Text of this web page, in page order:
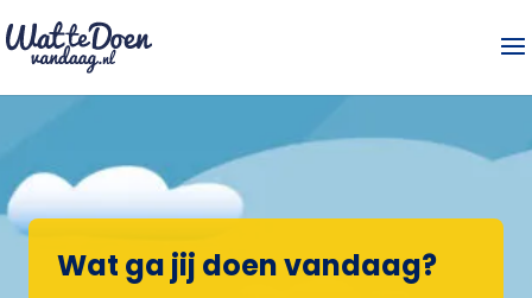
Wat ga jij doen vandaag?